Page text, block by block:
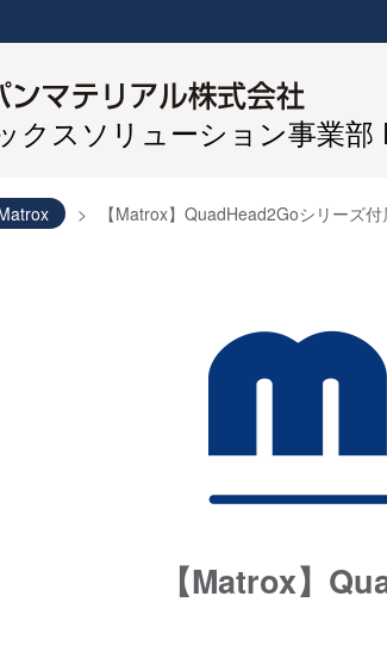
クスソリューション事業部
【Matrox】QuadHead2Goシリーズ
【Matrox】